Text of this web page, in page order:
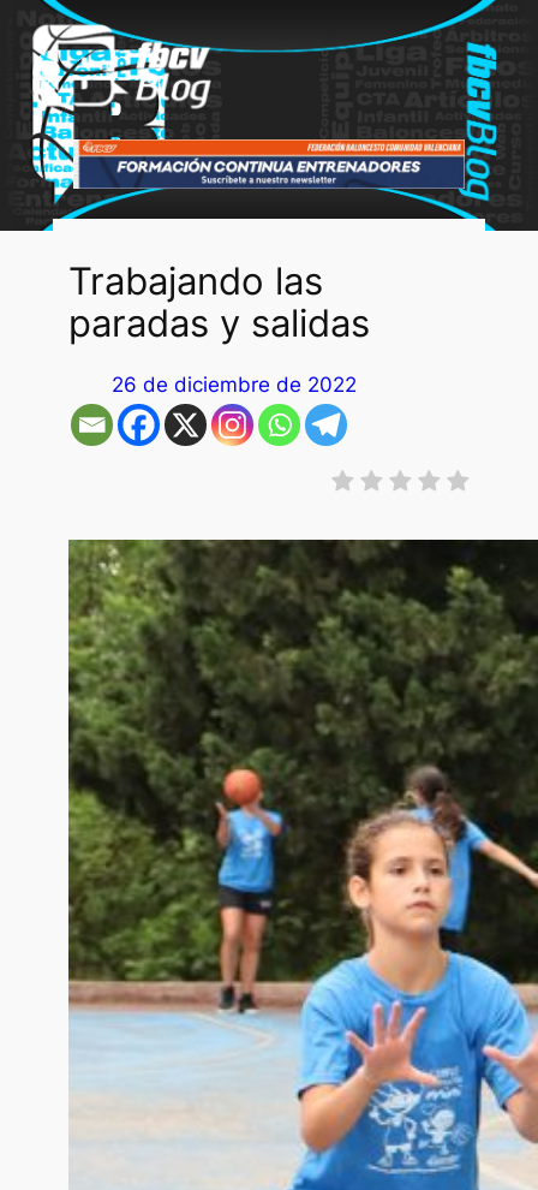
Saltar
contenido
Trabajando las
paradas y salidas
26 de diciembre de 2022